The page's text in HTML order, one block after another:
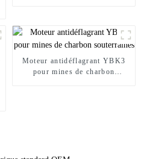
Moteur antidéflagrant YBK3
pour mines de charbon